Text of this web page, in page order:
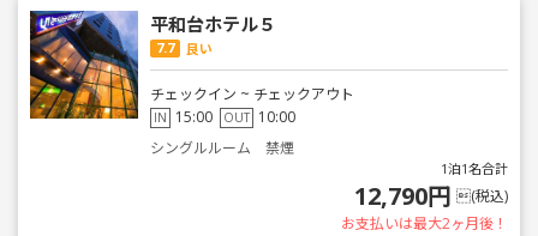
平和台ホテル５
7.7 良い
チェックイン ~ チェックアウト
IN 15:00 OUT 10:00
シングルルーム 禁煙
1泊1名合計
12,790円 (税込)
お支払いは最大2ヶ月後！